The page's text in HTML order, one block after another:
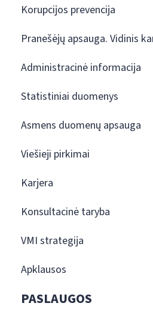
Korupcijos prevencija
Pranešėjų apsauga. Vidinis
Administracinė informacija
Statistiniai duomenys
Asmens duomenų apsauga
Viešieji pirkimai
Karjera
Konsultacinė taryba
VMI strategija
Apklausos
PASLAUGOS